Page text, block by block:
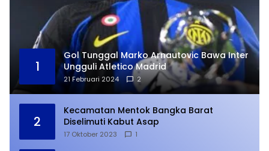
1
Gol Tunggal Marko Arnautovic Bawa Inter
Ungguli Atletico Madrid
21 Februari 2024 2
2
Kecamatan Mentok Bangka Barat
Diselimuti Kabut Asap
17 Oktober 2023 1